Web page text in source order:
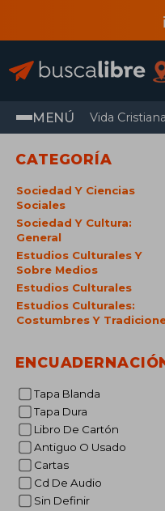
MENÚ Vida Cristiana
CATEGORÍA
Sociedad Y Ciencias
Sociales
Sociedad Y Cultura:
General
Estudios Culturales Y
Sobre Medios
Estudios Culturales
Estudios Culturales:
Costumbres Y
Tapa Blanda
Tapa Dura
Libro De Cartón
Antiguo O Usado
Cartas
Cd De Audio
Sin Definir